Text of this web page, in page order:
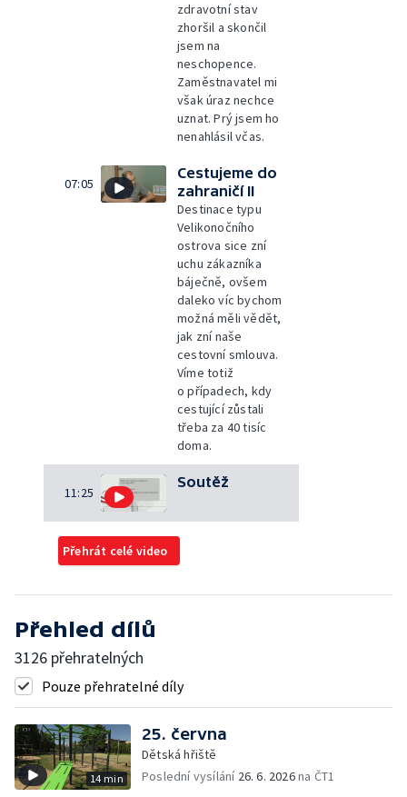
zdravotní stav
zhoršil a skončil
jsem na
neschopence.
Zaměstnavatel mi
však úraz nechce
uznat. Prý jsem ho
nenahlásil včas.
07:05
Cestujeme do
zahraničí II
Destinace typu
Velikonočního
ostrova sice zní
uchu zákazníka
báječně, ovšem
daleko víc bychom
možná měli vědět,
jak zní naše
cestovní smlouva.
Víme totiž
o případech, kdy
cestující zůstali
třeba za 40 tisíc
doma.
11:25
Soutěž
Přehrát celé video
Přehled dílů
3126 přehratelných
Pouze přehratelné díly
14 min
25. června
Dětská hřiště
Poslední vysílání 26. 6. 2026na ČT1